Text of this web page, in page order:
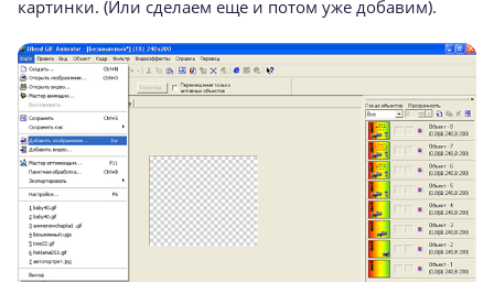
картинки. (Или сделаем еще и потом уже добавим).